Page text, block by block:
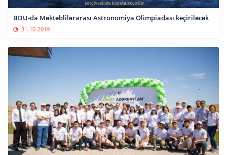
BDU-da Məktəblilərarası Astronomiya Olimpiadası keçiriləcək
31-10-2019